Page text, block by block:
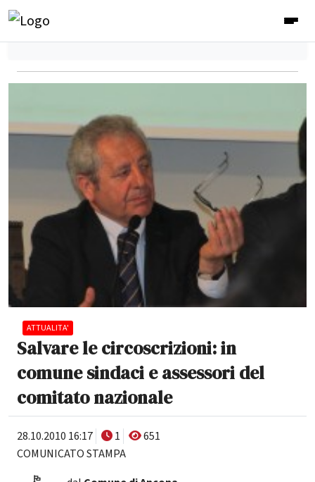
ATTUALITA'
Salvare le circoscrizioni: in
comune sindaci e assessori del
comitato nazionale
28.10.2010 16:17 1
651
COMUNICATO STAMPA